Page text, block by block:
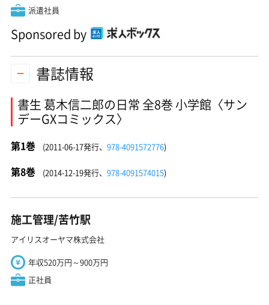
派遣社員
Sponsored by
書誌情報
書生 葛木信二郎の日常 全8巻 小学館〈サン
デーGXコミックス〉
第1巻 (2011-06-17発行、 978-4091572776)
第8巻 (2014-12-19発行、 978-4091574015)
施工管理/苦竹駅
アイリスオーヤマ株式会社
年収520万円～900万円
正社員